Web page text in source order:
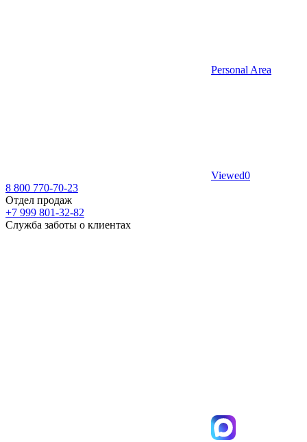
Personal Area
Viewed0
8 800 770-70-23
Отдел продаж
+7 999 801-32-82
Служба заботы о клиентах